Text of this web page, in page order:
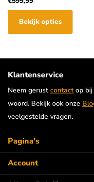
Bekijk opties
Klantenservice
Neem gerust contact op
woord. Bekijk ook onze
veelgestelde vragen.
Pagina's
Account